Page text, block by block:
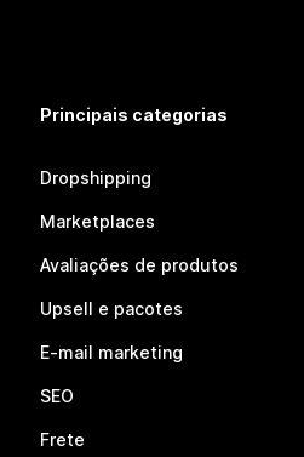
Principais categorias
Dropshipping
Marketplaces
Avaliações de produtos
Upsell e pacotes
E-mail marketing
SEO
Frete